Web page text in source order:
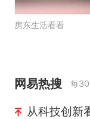
房东生活看看
网易热搜 每
从科技创新